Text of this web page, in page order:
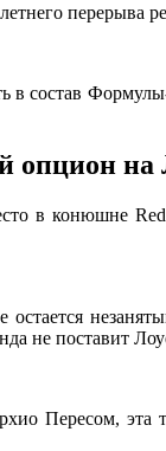
перерыва
состав
опцион на
в конюшне
не поставит
Пересом, эта